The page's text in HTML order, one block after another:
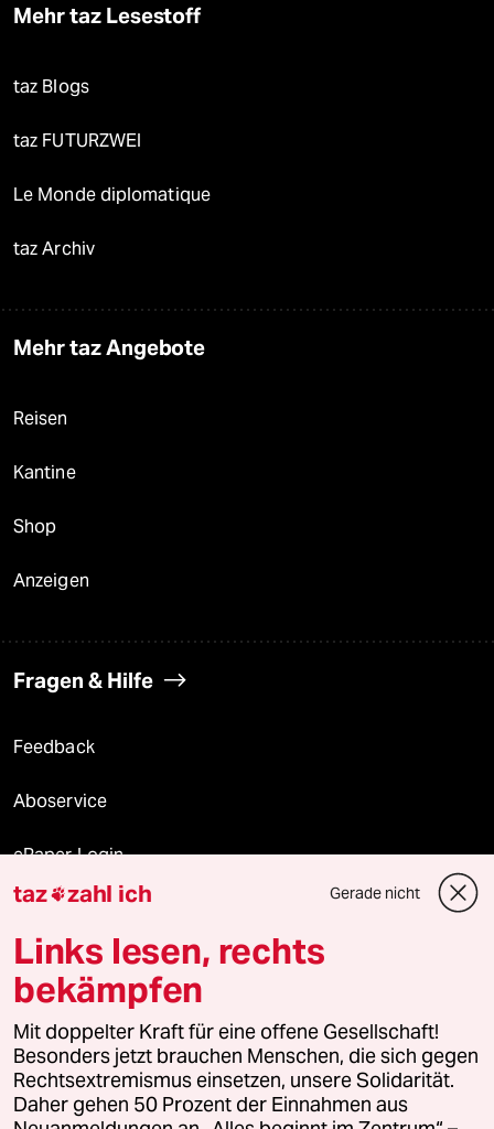
Mehr taz Lesestoff
taz Blogs
taz FUTURZWEI
Le Monde diplomatique
taz Archiv
Mehr taz Angebote
Reisen
Kantine
Shop
Anzeigen
Fragen & Hilfe
Feedback
Aboservice
ePaper Login
Downloads für Abonnierende
© 2026 taz Verlags und Vertriebs GmbH
Alle Rechte vorbehalten. Bei rechtlichen Fragen oder für Genehmigungen
wenden Sie sich bitte an lizenzen@taz.de
Feedback Redaktionsstatut Kommune-Richtlinien
taz zahl ich Gerade nicht
Links lesen, rechts
bekämpfen
Mit doppelter Kraft für eine offene Gesellschaft!
Besonders jetzt brauchen Menschen, die sich gegen
Rechtsextremismus einsetzen, unsere Solidarität.
Daher gehen 50 Prozent der Einnahmen aus